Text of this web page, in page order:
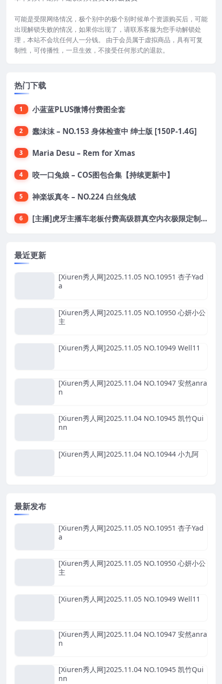
可能是受限网络情况，极个别中的极个别时候单个资源购买后，可能
出现解锁失败的情况，如果你出现了，请联系客服为您手动解锁处
理，本站不会坑任何人一分钱。 由于会员属于虚拟商品，具有可复
制性，可传播性，一旦生效，不接受任何形式的退款。
热门下载
1 小蓝蓝PLUS微博付费图全套
2 蠢沫沫 – NO.153 身体检查中 绅士版 [150P-1.4G]
3 Maria Desu – Rem for Xmas
4 咬一口兔娘 – COS图包合集【持续更新中】
5 神楽坂真冬 – NO.224 白丝兔绒
6 [主播]虎牙主播车老板付费高级群真空内衣极限定制8分19
最近更新
[Xiuren秀人网]2025.11.05 NO.10951 杏子Yad
a
[Xiuren秀人网]2025.11.05 NO.10950 心妍小公
主
[Xiuren秀人网]2025.11.05 NO.10949 Well11
[Xiuren秀人网]2025.11.04 NO.10947 安然anra
n
[Xiuren秀人网]2025.11.04 NO.10945 凯竹Qui
nn
[Xiuren秀人网]2025.11.04 NO.10944 小九阿
最新发布
[Xiuren秀人网]2025.11.05 NO.10951 杏子Yad
a
[Xiuren秀人网]2025.11.05 NO.10950 心妍小公
主
[Xiuren秀人网]2025.11.05 NO.10949 Well11
[Xiuren秀人网]2025.11.04 NO.10947 安然anra
n
[Xiuren秀人网]2025.11.04 NO.10945 凯竹Qui
nn